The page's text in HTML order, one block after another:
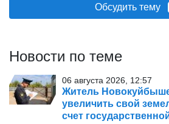
Обсудить тему
Новости по теме
06 августа 2026, 12:57
Житель
увеличить свой
счет